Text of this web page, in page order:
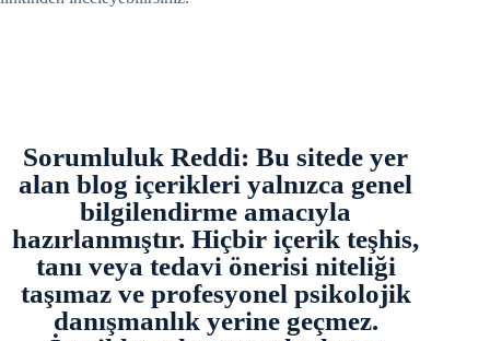
Sorumluluk Reddi: Bu sitede yer
alan blog içerikleri yalnızca genel
bilgilendirme amacıyla
hazırlanmıştır. Hiçbir içerik teşhis,
tanı veya tedavi önerisi niteliği
taşımaz ve profesyonel psikolojik
danışmanlık yerine geçmez.